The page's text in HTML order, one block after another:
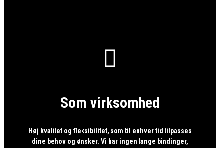

Som virksomhed
Høj kvalitet og fleksibilitet, som til enhver tid tilpasses
dine behov og ønsker. Vi har ingen lange bindinger,